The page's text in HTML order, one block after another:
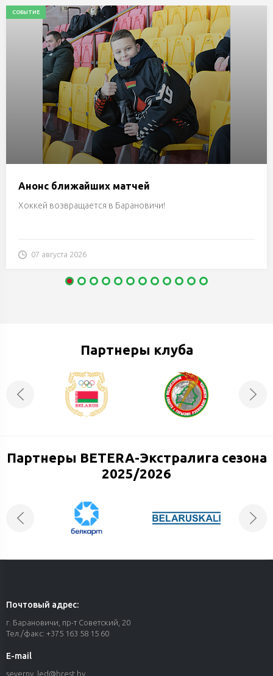
СОБЫТИЕ
Анонс ближайших матчей
Хоккей возвращается в Барановичи!
07 августа 2026
Партнеры клуба
Партнеры BETERA-Экстралига сезона
2025/2026
Почтовый адрес:
г. Барановичи, пр-т Советский, 20
Тел./факс: +375 163 58 15 60
E-mail
severny_led@ brest.by